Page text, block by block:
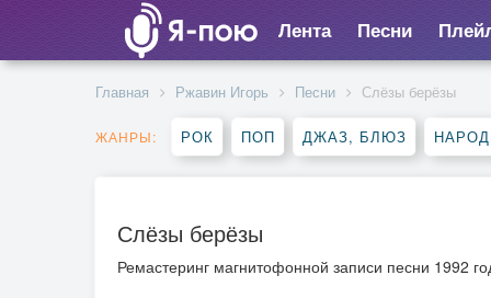
Лента Песни
Главная Ржавин Игорь Песни Слёзы берёзы
ЖАНРЫ: РОК ПОП ДЖАЗ, БЛЮЗ
Слёзы берёзы
Ремастеринг магнитофонной записи песни 1992